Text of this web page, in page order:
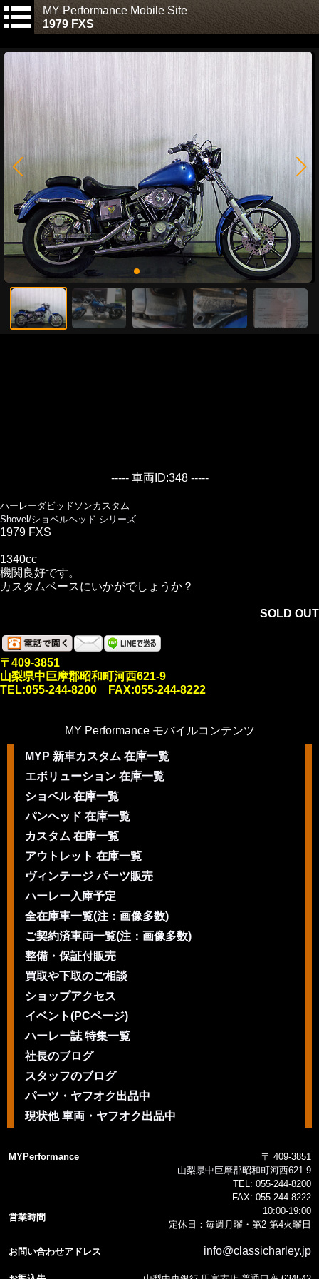
MY Performance Mobile Site
1979 FXS
----- 車両ID:348 -----
ハーレーダビッドソンカスタム
Shovel/ショベルヘッド シリーズ
1979 FXS
1340cc
機関良好です。
カスタムベースにいかがでしょうか？
SOLD OUT
〒409-3851
山梨県中巨摩郡昭和町河西621-9
TEL:055-244-8200 FAX:055-244-8222
MY Performance モバイルコンテンツ
MYP 新車カスタム 在庫一覧
エボリューション 在庫一覧
ショベル 在庫一覧
パンヘッド 在庫一覧
カスタム 在庫一覧
アウトレット 在庫一覧
ヴィンテージ パーツ販売
ハーレー入庫予定
全在庫車一覧(注：画像多数)
ご契約済車両一覧(注：画像多数)
整備・保証付販売
買取や下取のご相談
ショップアクセス
イベント(PCページ)
ハーレー誌 特集一覧
社長のブログ
スタッフのブログ
パーツ・ヤフオク出品中
現状他 車両・ヤフオク出品中
MYPerformance
〒 409-3851
山梨県中巨摩郡昭和町河西621-9
TEL: 055-244-8200
FAX: 055-244-8222
営業時間
10:00-19:00
定休日：毎週月曜・第2 第4火曜日
お問い合わせアドレス info@classicharley.jp